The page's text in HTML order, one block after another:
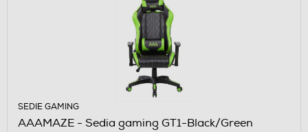
SEDIE GAMING
AAAMAZE - Sedia gaming GT1-Black/Green